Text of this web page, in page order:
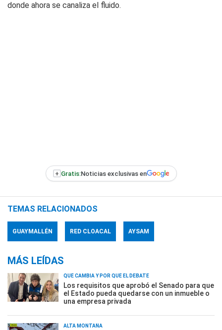
donde ahora se canaliza el fluido.
+ Gratis:Noticias exclusivas en
TEMAS RELACIONADOS
GUAYMALLÉN RED CLOACAL AYSAM
MÁS LEÍDAS
QUÉ CAMBIA Y POR QUÉ EL DEBATE
Los requisitos que aprobó el Senado para que
el Estado pueda quedarse con un inmueble o
una empresa privada
ALTA MONTAÑA